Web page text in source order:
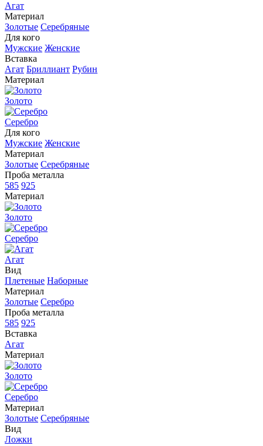
Агат
Материал
Золотые Серебряные
Для кого
Мужские Женские
Вставка
Агат Бриллиант Рубин
Материал
Золото
Серебро
Для кого
Мужские Женские
Материал
Золотые Серебряные
Проба металла
585 925
Материал
Золото
Серебро
Агат
Вид
Плетеные Наборные
Материал
Золотые Серебро
Проба металла
585 925
Вставка
Агат
Материал
Золото
Серебро
Материал
Золотые Серебряные
Вид
Ложки